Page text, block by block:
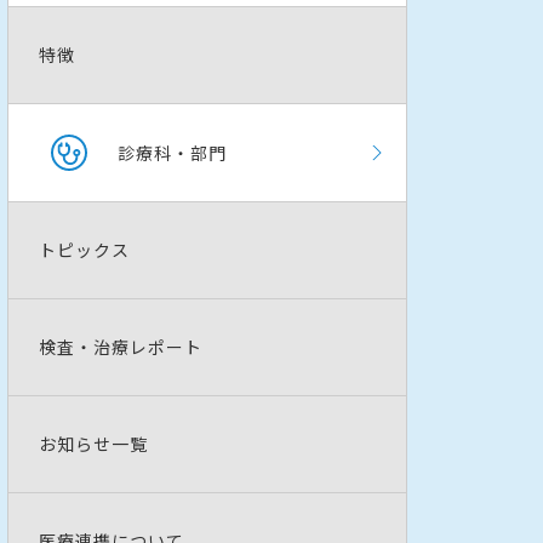
特徴
診療科・部門
トピックス
検査・治療レポート
お知らせ一覧